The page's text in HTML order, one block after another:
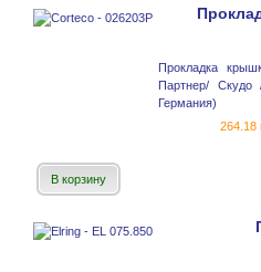
Прокладка
Партнер/
Германия)
264.18
В корзину